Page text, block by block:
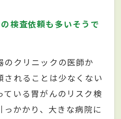
検査依頼も多いそうで
クリニックの医師か
されることは少なくない
ている胃がんのリスク検
かかり、大きな病院に